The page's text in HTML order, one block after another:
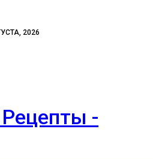
2026
Рецепты -